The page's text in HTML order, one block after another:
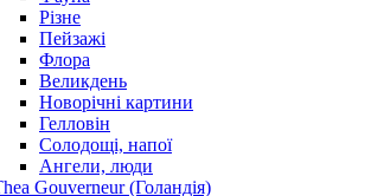
Різне
Пейзажі
Флора
Великдень
Новорічні картини
Гелловін
Солодощі, напої
Ангели, люди
Gouverneur (Голандія)